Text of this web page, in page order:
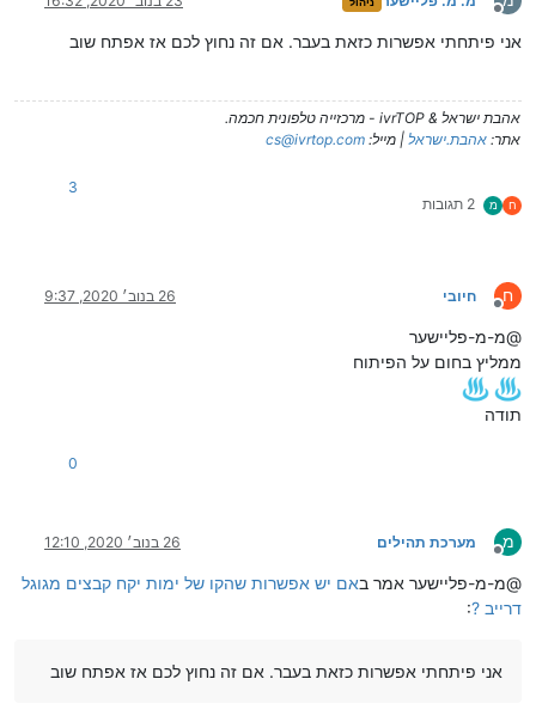
מנותק
אני פיתחתי אפשרות כזאת בעבר. אם זה נחוץ לכם אז אפתח שוב
אהבת ישראל & ivrTOP - מרכזייה טלפונית חכמה.
אתר: אהבת.ישראל | מייל: cs@ivrtop.com
ח מ 2 תגובות
3
ח
מנותק
חיובי 26 בנוב׳ 2020, 9:37
@מ-מ-פליישער
ממליץ בחום על הפיתוח
תודה
0
מ
מנותק
מערכת תהילים 26 בנוב׳ 2020, 12:10
@מ-מ-פליישער אמר באם יש אפשרות שהקו של ימות יקח קבצים מגוגל
דרייב ?:
אני פיתחתי אפשרות כזאת בעבר. אם זה נחוץ לכם אז אפתח שוב